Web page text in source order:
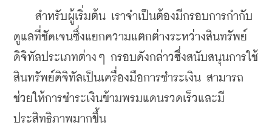
สำหรับผู้เริ่มต้น เราจำเป็นต้องมีกรอบการกำกับ
ดูแลที่ชัดเจนซึ่งแยกความแตกต่างระหว่างสินทรัพย์
ดิจิทัลประเภทต่างๆ กรอบดังกล่าวซึ่งสนับสนุนการใช้
สินทรัพย์ดิจิทัลเป็นเครื่องมือการชำระเงิน สามารถ
ช่วยให้การชำระเงินข้ามพรมแดนรวดเร็วและมี
ประสิทธิภาพมากขึ้น